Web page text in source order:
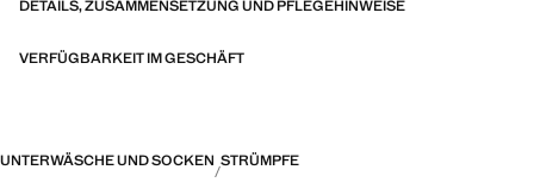
DETAILS, ZUSAMMENSETZUNG UND PFLEGEHINWEISE
VERFÜGBARKEIT IM GESCHÄFT
UNTERWÄSCHE UND SOCKEN STRÜMPFE